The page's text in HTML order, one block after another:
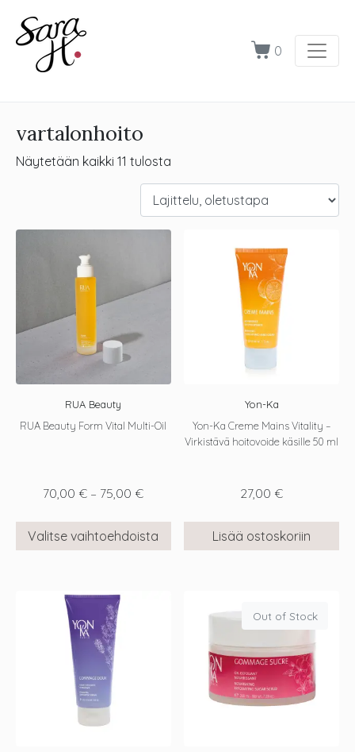
0
vartalonhoito
Näytetään kaikki 11 tulosta
RUA Beauty
RUA Beauty Form Vital Multi-Oil
70,00 € – 75,00 €
Valitse vaihtoehdoista
Yon-Ka
Yon-Ka Creme Mains Vitality –
Virkistävä hoitovoide käsille 50 ml
27,00 €
Lisää ostoskoriin
Out of Stock